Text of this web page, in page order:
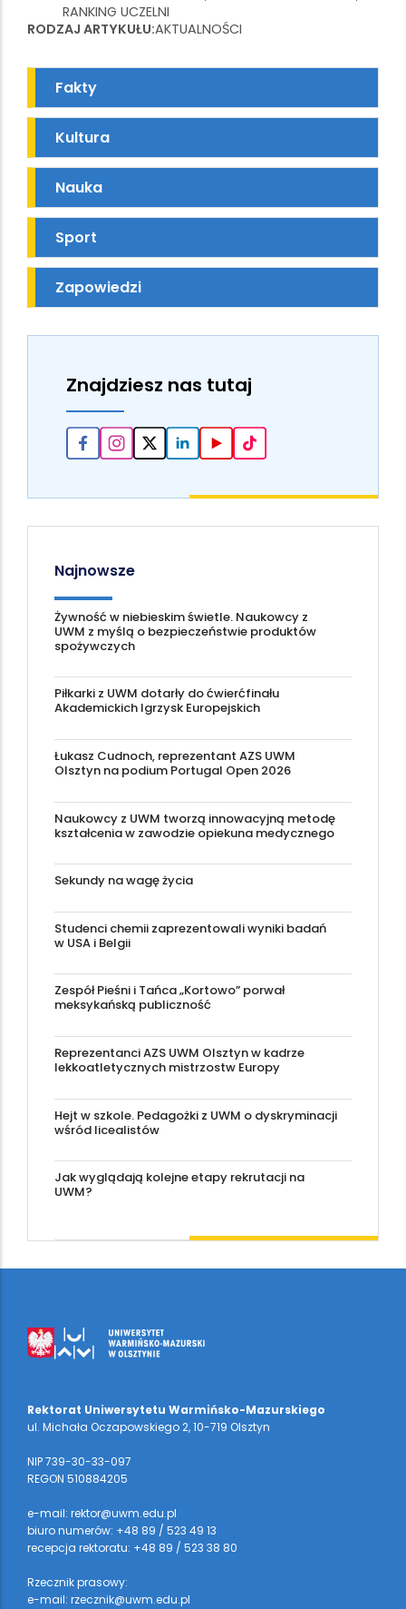
RANKING UCZELNI
RODZAJ ARTYKUŁU AKTUALNOŚCI
Fakty
Kultura
Nauka
Sport
Zapowiedzi
Znajdziesz nas tutaj
Najnowsze
Żywność w niebieskim świetle. Naukowcy z
UWM z myślą o bezpieczeństwie produktów
spożywczych
Piłkarki z UWM dotarły do ćwierćfinału
Akademickich Igrzysk Europejskich
Łukasz Cudnoch, reprezentant AZS UWM
Olsztyn na podium Portugal Open 2026
Naukowcy z UWM tworzą innowacyjną metodę
kształcenia w zawodzie opiekuna medycznego
Sekundy na wagę życia
Studenci chemii zaprezentowali wyniki badań
w USA i Belgii
Zespół Pieśni i Tańca „Kortowo” porwał
meksykańską publiczność
Reprezentanci AZS UWM Olsztyn w kadrze
lekkoatletycznych mistrzostw Europy
Hejt w szkole. Pedagożki z UWM o dyskryminacji
wśród licealistów
Jak wyglądają kolejne etapy rekrutacji na
UWM?
Rektorat Uniwersytetu Warmińsko-Mazurskiego
ul. Michała Oczapowskiego 2, 10-719 Olsztyn
NIP 739-30-33-097
REGON 510884205
e-mail: rektor@uwm.edu.pl
biuro numerów: +48 89 / 523 49 13
recepcja rektoratu: +48 89 / 523 38 80
Rzecznik prasowy:
e-mail: rzecznik@uwm.edu.pl